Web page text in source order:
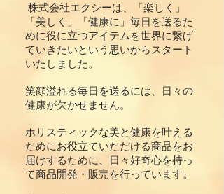
株式会社エクシーは、「楽しく」
「美しく」「健康に」毎日を送るた
めに役に立つアイテムを世界に繋げ
ていきたいという思いからスタート
いたしました。
笑顔溢れる毎日を送るには、日々の
健康が欠かせません。
ホリスティックな美と健康を叶える
ためにお役立ていただける商品をお
届けするために、日々好奇心を持っ
て商品開発・販売を行っています。